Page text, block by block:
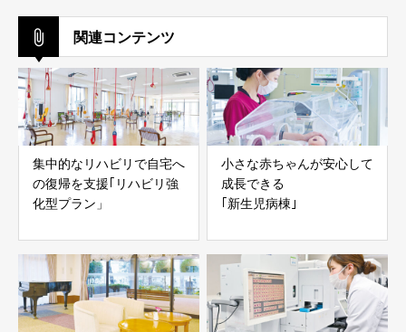
関連コンテンツ
集中的なリハビリで自宅へ
の復帰を支援｢リハビリ強
化型プラン」
小さな赤ちゃんが安心して
成長できる
｢新生児病棟｣